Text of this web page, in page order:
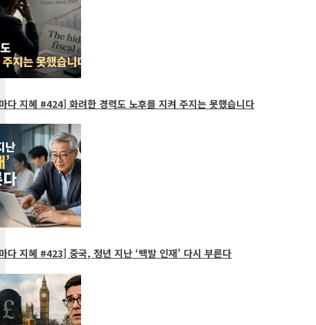
지혜 #424] 화려한 경력도 노후를 지켜 주지는 못했습니다
지혜 #423] 중국, 정년 지난 ‘백발 인재’ 다시 부른다